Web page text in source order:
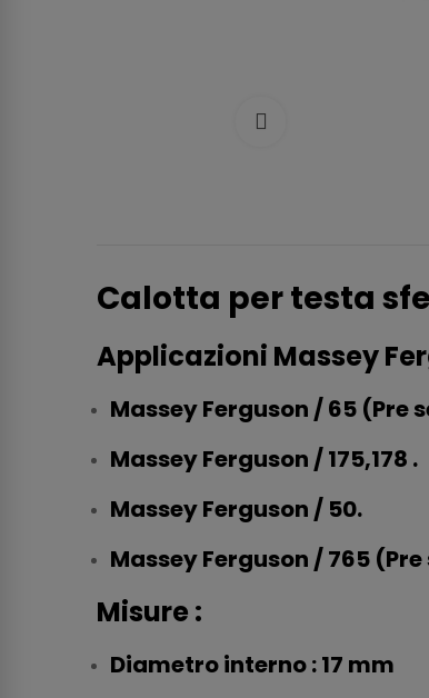
Calotta per testa
Applicazioni Massey
Massey Ferguson / 65 (Pre
Massey Ferguson / 175,178 .
Massey Ferguson / 50.
Massey Ferguson / 765
Misure :
Diametro interno : 17 mm